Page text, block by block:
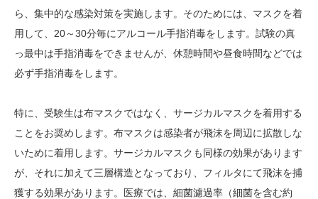
ら、集中的な感染対策を実施します。そのためには、マスクを着
用して、20～30分毎にアルコール手指消毒をします。試験の真
っ最中は手指消毒をできませんが、休憩時間や昼食時間などでは
必ず手指消毒をします。
特に、受験生は布マスクではなく、サージカルマスクを着用する
ことをお奨めします。布マスクは感染者が飛沫を周辺に拡散しな
いために着用します。サージカルマスクも同様の効果があります
が、それに加えて三層構造となっており、フィルタにて飛沫を捕
獲する効果があります。医療では、細菌濾過率（細菌を含む約